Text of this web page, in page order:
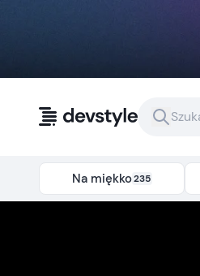
Na miękko235